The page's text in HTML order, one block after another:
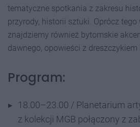
tematyczne spotkania z zakresu
przyrody, historii sztuki. Oprócz
znajdziemy również bytomskie
dawnego, opowieści z dreszczykiem
Program:
18.00–23.00 / Planetarium
z kolekcji MGB połączony z